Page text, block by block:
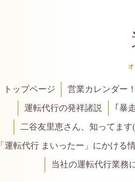
トップページ 営業カレンダー！
運転代行の発祥諸説
｢暴
二谷友里恵さん、知ってます
「運転代行 まいったー」にかける
当社の運転代行業務